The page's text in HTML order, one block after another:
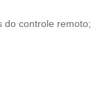
do controle remoto;